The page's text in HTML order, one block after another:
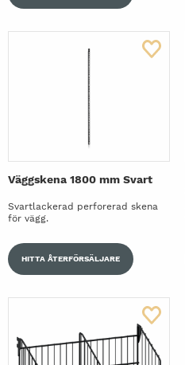
Väggskena 1800 mm Svart
Svartlackerad perforerad skena
för vägg.
HITTA ÅTERFÖRSÄLJARE